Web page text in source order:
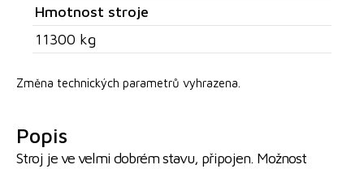
Hmotnost stroje
11300 kg
Změna technických parametrů vyhrazena.
Popis
Stroj je ve velmi dobrém stavu, připojen. Možnost